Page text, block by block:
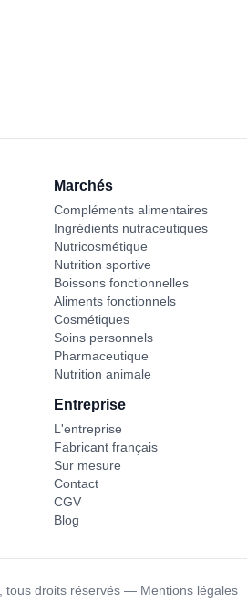
Marchés
Compléments alimentaires
Ingrédients nutraceutiques
Nutricosmétique
Nutrition sportive
Boissons fonctionnelles
Aliments fonctionnels
Cosmétiques
Soins personnels
Pharmaceutique
Nutrition animale
Entreprise
L'entreprise
Fabricant français
Sur mesure
Contact
CGV
Blog
tous droits réservés— Mentions légales